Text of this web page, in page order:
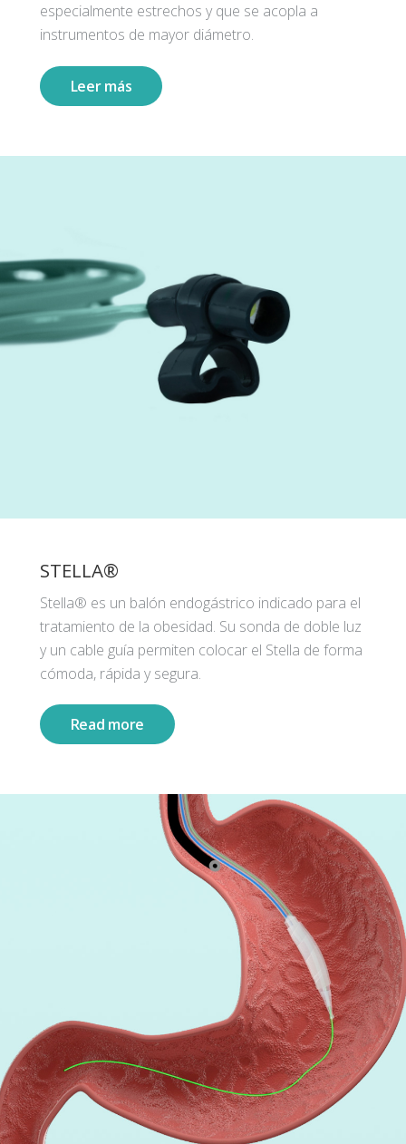
especialmente estrechos y que se acopla a
instrumentos de mayor diámetro.
Leer más
STELLA®
Stella® es un balón endogástrico indicado para el
tratamiento de la obesidad. Su sonda de doble luz
y un cable guía permiten colocar el Stella de forma
cómoda, rápida y segura.
Read more